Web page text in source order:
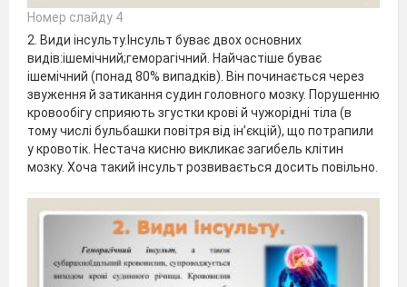
Номер слайду 4
2. Види інсульту.Інсульт буває двох основних
видів:ішемічний;геморагічний. Найчастіше буває
ішемічний (понад 80% випадків). Він починається через
звуження й затикання судин головного мозку. Порушенню
кровообігу сприяють згустки крові й чужорідні тіла (в
тому числі бульбашки повітря від ін’єкцій), що потрапили
у кровотік. Нестача кисню викликає загибель клітин
мозку. Хоча такий інсульт розвивається досить повільно.